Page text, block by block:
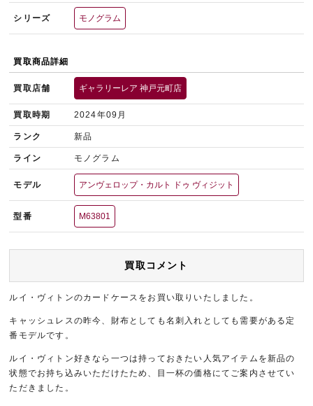
シリーズ モノグラム
買取商品詳細
買取店舗 ギャラリーレア 神戸元町店
買取時期 2024年09月
ランク 新品
ライン モノグラム
モデル アンヴェロップ・カルト ドゥ ヴィジット
型番 M63801
買取コメント
ルイ・ヴィトンのカードケースをお買い取りいたしました。
キャッシュレスの昨今、財布としても名刺入れとしても需要がある定
番モデルです。
ルイ・ヴィトン好きなら一つは持っておきたい人気アイテムを新品の
状態でお持ち込みいただけたため、目一杯の価格にてご案内させてい
ただきました。